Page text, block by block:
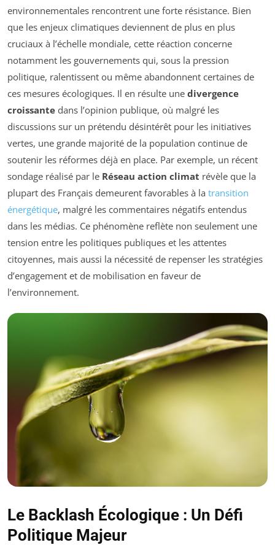
environnementales rencontrent une forte résistance. Bien
que les enjeux climatiques deviennent de plus en plus
cruciaux à l’échelle mondiale, cette réaction concerne
notamment les gouvernements qui, sous la pression
politique, ralentissent ou même abandonnent certaines de
ces mesures écologiques. Il en résulte une divergence
croissante dans l’opinion publique, où malgré les
discussions sur un prétendu désintérêt pour les initiatives
vertes, une grande majorité de la population continue de
soutenir les réformes déjà en place. Par exemple, un récent
sondage réalisé par le Réseau action climat révèle que la
plupart des Français demeurent favorables à la transition
énergétique, malgré les commentaires négatifs entendus
dans les médias. Ce phénomène reflète non seulement une
tension entre les politiques publiques et les attentes
citoyennes, mais aussi la nécessité de repenser les stratégies
d’engagement et de mobilisation en faveur de
l’environnement.
Le Backlash Écologique : Un Défi
Politique Majeur